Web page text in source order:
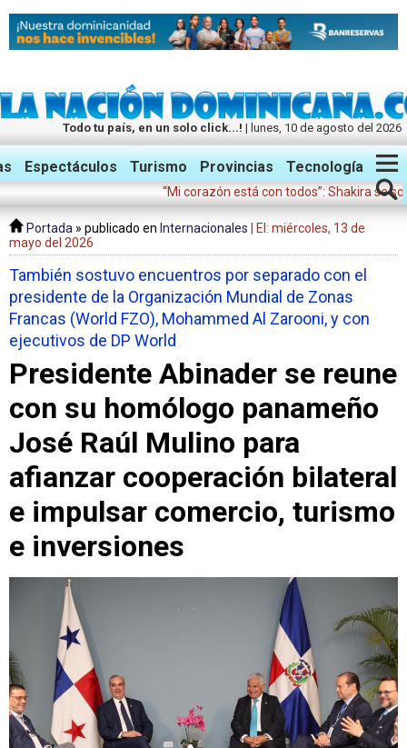
Todo tu país, en un solo click...! | lunes, 10 de agosto del 2026
Twitter Facebook Instagram
Espectáculos Turismo Provincias Tecnología
“Mi corazón está con todos”: Shakira se
Portada » publicado en Internacionales
| El: miércoles, 13 de
mayo del 2026
También sostuvo encuentros por separado con el
presidente de la Organización Mundial de Zonas
Francas (World FZO), Mohammed Al Zarooni, y con
ejecutivos de DP World
Presidente Abinader se reune
con su homólogo panameño
José Raúl Mulino para
afianzar cooperación bilateral
e impulsar comercio, turismo
e inversiones